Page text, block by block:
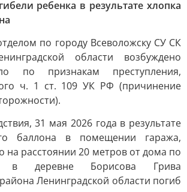
ребенка в результате хлопка
по городу Всеволожску СУ СК
области возбуждено
по признакам преступления,
ч. 1 ст. 109 УК РФ (причинение
31 мая 2026 года в результате
баллона в помещении гаража,
на расстоянии 20 метров от дома по
в деревне Борисова Грива
Ленинградской области погиб